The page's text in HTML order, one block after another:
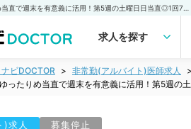
求人を探す
ビDOCTOR 非常勤(アルバイト)医師求人
ゆったりめ当直で週末を有意義に活用！第5週
)求人 募集停止